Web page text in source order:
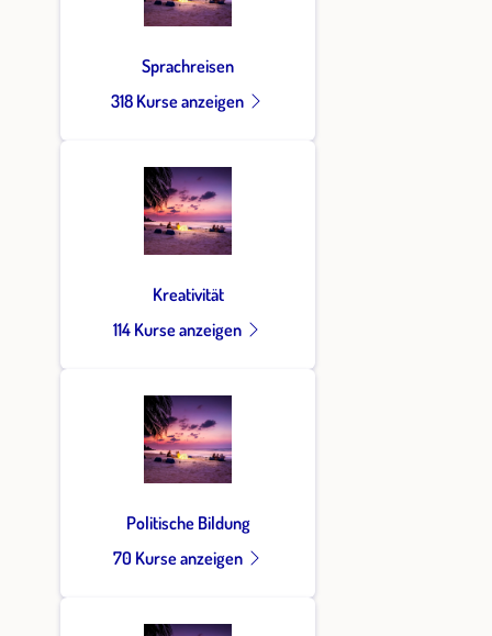
Sprachreisen
318 Kurse anzeigen
Kreativität
114 Kurse anzeigen
Politische Bildung
70 Kurse anzeigen